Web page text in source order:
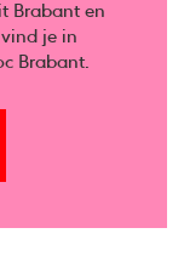
Brabant en
je in
Brabant.